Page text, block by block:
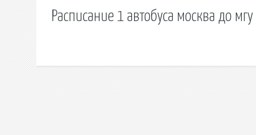
Расписание 1 автобуса москва до мгу